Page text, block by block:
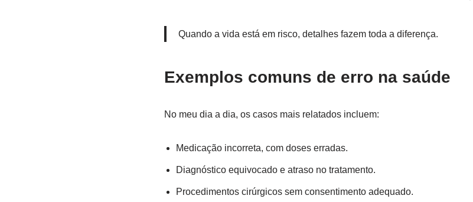
Quando a vida está em risco, detalhes fazem toda a diferença.
Exemplos comuns de erro na saúde
No meu dia a dia, os casos mais relatados incluem:
Medicação incorreta, com doses erradas.
Diagnóstico equivocado e atraso no tratamento.
Procedimentos cirúrgicos sem consentimento adequado.